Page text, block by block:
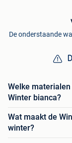
De onderstaande
Welke
Winter bianca?
Wat maakt de
winter?